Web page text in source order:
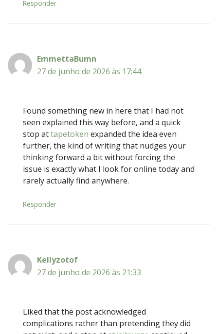
Responder
EmmettaBumn
27 de junho de 2026 às 17:44
Found something new in here that I had not
seen explained this way before, and a quick
stop attapetoken expanded the idea even
further, the kind of writing that nudges your
thinking forward a bit without forcing the
issue is exactly what I look for online today and
rarely actually find anywhere.
Responder
Kellyzotof
27 de junho de 2026 às 21:33
Liked that the post acknowledged
complications rather than pretending they did